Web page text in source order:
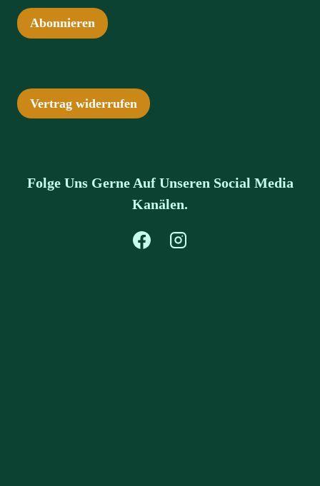
Abonnieren
Vertrag widerrufen
Folge Uns Gerne Auf Unseren Social Media
Kanälen.